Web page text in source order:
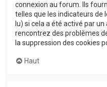
connexion au forum. Ils
telles que les indicateurs de
lu) si cela a été activé par
rencontrez des problèmes
la suppression des cookies
Haut